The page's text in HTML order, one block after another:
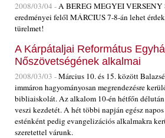
2008/03/04 -A BEREG MEGYEI VERSENY
eredményei felől MÁRCIUS 7-8-án lehet
türelmet!
A Kárpátaljai Református
Nőszövetségének alkalmai
2008/03/03 -Március 10. és 15. között
immáron hagyományosan megrendezésre
bibliaiskolát. Az alkalom 10-én hétfőn
veszi kezdetét. A hét többi napján egész
esténként pedig evangelizációs alkalmakra
szeretettel várunk.